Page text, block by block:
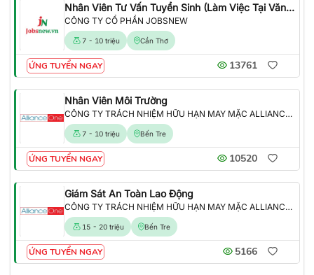
Nhân Viên Tư Vấn Tuyển Sinh (Làm Việc Tại Văn Phòng)
CÔNG TY CỔ PHẦN JOBSNEW
7 - 10 triệu Cần Thơ
ỨNG TUYỂN NGAY 13761
Nhân Viên Môi Trường
CÔNG TY TRÁCH NHIỆM HỮU HẠN MAY MẶC ALLIANCE ONE
7 - 10 triệu Bến Tre
ỨNG TUYỂN NGAY 10520
Giám Sát An Toàn Lao Động
CÔNG TY TRÁCH NHIỆM HỮU HẠN MAY MẶC ALLIANCE ONE
15 - 20 triệu Bến Tre
ỨNG TUYỂN NGAY 5166